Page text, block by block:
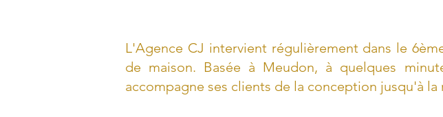
L'Agence CJ intervient régulièrement dans le
de maison. Basée à Meudon, à quelques
accompagne ses clients de la conception jusqu'à